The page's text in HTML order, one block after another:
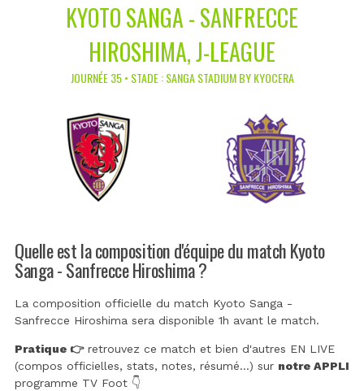
KYOTO SANGA - SANFRECCE
HIROSHIMA, J-LEAGUE
JOURNÉE 35 • STADE : SANGA STADIUM BY KYOCERA
Quelle est la composition d'équipe du match Kyoto
Sanga - Sanfrecce Hiroshima ?
La composition officielle du match Kyoto Sanga -
Sanfrecce Hiroshima sera disponible 1h avant le match.
Pratique 👉retrouvez ce match et bien d'autres EN LIVE
(compos officielles, stats, notes, résumé...) sur notre APPLI
programme TV Foot 👇